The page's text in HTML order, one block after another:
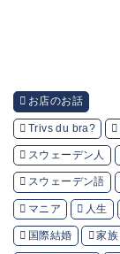
お店のお話
Trivs du bra?
スウェーデン人
スウェーデン語
マニア 人生
国際結婚 家族